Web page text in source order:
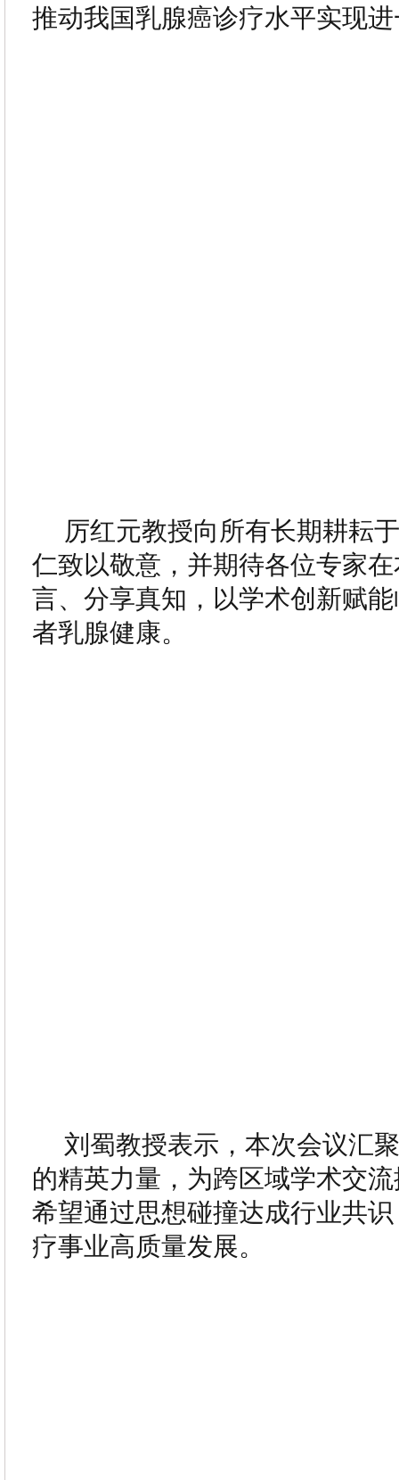
推动我国乳腺癌诊疗水平实现
厉红元教授向所有长期耕耘
仁致以敬意，并期待各位专家
言、分享真知，以学术创新赋
者乳腺健康。
刘蜀教授表示，本次会议汇
的精英力量，为跨区域学术交
希望通过思想碰撞达成行业共
疗事业高质量发展。